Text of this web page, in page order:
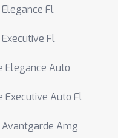
Elegance Fl
Executive Fl
Elegance Auto
Executive Auto Fl
Avantgarde Amg